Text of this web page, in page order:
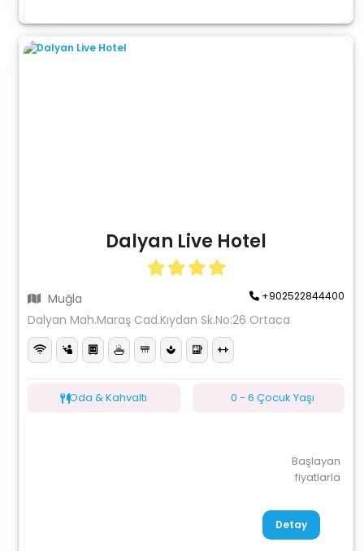
Dalyan Live Hotel
Muğla +902522844400
Dalyan Mah.Maraş Cad.Kıydan Sk.No:26 Ortaca
Oda & Kahvaltı 0 - 6 Çocuk Yaşı
Başlayan
fiyatlarla
Detay